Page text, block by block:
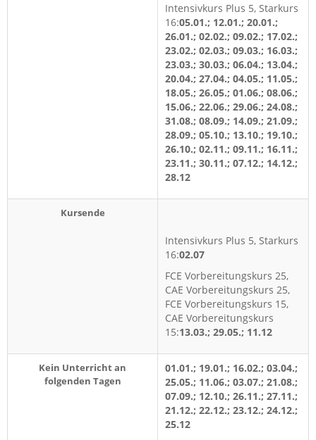
Intensivkurs Plus 5, Starkurs
16:05.01.; 12.01.; 20.01.;
26.01.; 02.02.; 09.02.; 17.02.;
23.02.; 02.03.; 09.03.; 16.03.;
23.03.; 30.03.; 06.04.; 13.04.;
20.04.; 27.04.; 04.05.; 11.05.;
18.05.; 26.05.; 01.06.; 08.06.;
15.06.; 22.06.; 29.06.; 24.08.;
31.08.; 08.09.; 14.09.; 21.09.;
28.09.; 05.10.; 13.10.; 19.10.;
26.10.; 02.11.; 09.11.; 16.11.;
23.11.; 30.11.; 07.12.; 14.12.;
28.12
Kursende
Intensivkurs Plus 5, Starkurs
16:02.07
FCE Vorbereitungskurs 25,
CAE Vorbereitungskurs 25,
FCE Vorbereitungskurs 15,
CAE Vorbereitungskurs
15:13.03.; 29.05.; 11.12
Kein Unterricht an
folgenden Tagen
01.01.; 19.01.; 16.02.; 03.04.;
25.05.; 11.06.; 03.07.; 21.08.;
07.09.; 12.10.; 26.11.; 27.11.;
21.12.; 22.12.; 23.12.; 24.12.;
25.12